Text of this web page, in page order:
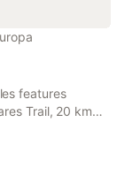
features
Trail, 20 km
de la